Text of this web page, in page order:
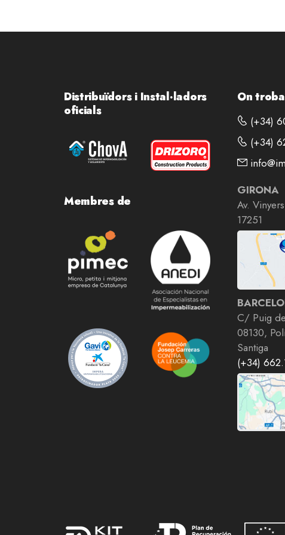
Distribuïdors i Instal·ladors
oficials
Membres de
On
(+34)
(+34)
GIRONA
Av.
17251
C/ Puig
08130,
Santiga
(+34)